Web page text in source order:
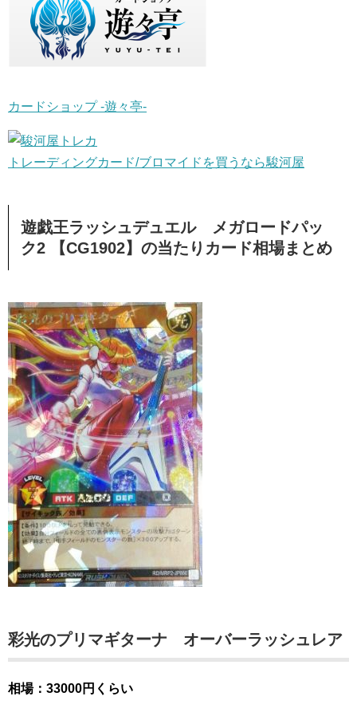
カードショップ -遊々亭-
トレーディングカード/ブロマイドを買うなら駿河屋
遊戯王ラッシュデュエル メガロードパッ
ク2 【CG1902】の当たりカード相場まとめ
彩光のプリマギターナ オーバーラッシュレア
相場：33000円くらい